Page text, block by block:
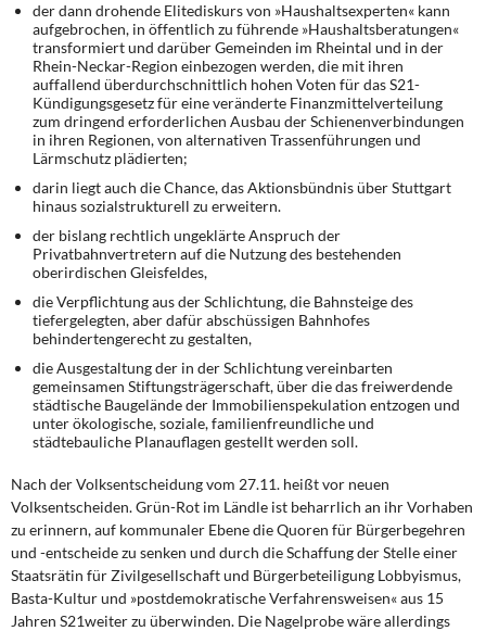
der dann drohende Elitediskurs von »Haushaltsexperten« kann
aufgebrochen, in öffentlich zu führende »Haushaltsberatungen«
transformiert und darüber Gemeinden im Rheintal und in der
Rhein-Neckar-Region einbezogen werden, die mit ihren
auffallend überdurchschnittlich hohen Voten für das S21-
Kündigungsgesetz für eine veränderte Finanzmittelverteilung
zum dringend erforderlichen Ausbau der Schienenverbindungen
in ihren Regionen, von alternativen Trassenführungen und
Lärmschutz plädierten;
darin liegt auch die Chance, das Aktionsbündnis über Stuttgart
hinaus sozialstrukturell zu erweitern.
der bislang rechtlich ungeklärte Anspruch der
Privatbahnvertretern auf die Nutzung des bestehenden
oberirdischen Gleisfeldes,
die Verpflichtung aus der Schlichtung, die Bahnsteige des
tiefergelegten, aber dafür abschüssigen Bahnhofes
behindertengerecht zu gestalten,
die Ausgestaltung der in der Schlichtung vereinbarten
gemeinsamen Stiftungsträgerschaft, über die das freiwerdende
städtische Baugelände der Immobilienspekulation entzogen und
unter ökologische, soziale, familienfreundliche und
städtebauliche Planauflagen gestellt werden soll.
Nach der Volksentscheidung vom 27.11. heißt vor neuen
Volksentscheiden. Grün-Rot im Ländle ist beharrlich an ihr Vorhaben
zu erinnern, auf kommunaler Ebene die Quoren für Bürgerbegehren
und -entscheide zu senken und durch die Schaffung der Stelle einer
Staatsrätin für Zivilgesellschaft und Bürgerbeteiligung Lobbyismus,
Basta-Kultur und »postdemokratische Verfahrensweisen« aus 15
Jahren S21weiter zu überwinden. Die Nagelprobe wäre allerdings